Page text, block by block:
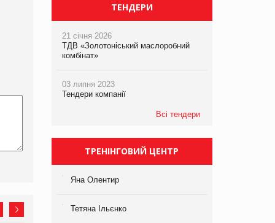
ТЕНДЕРИ
21 січня 2026
ТДВ «Золотоніський маслоробний
комбінат»
03 липня 2023
Тендери компанії
Всі тендери
ТРЕНІНГОВИЙ ЦЕНТР
Яна Олентир
Тетяна Ільєнко